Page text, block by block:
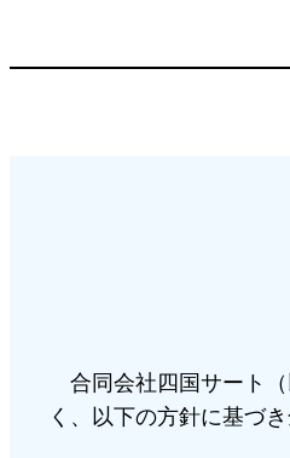
合同会社四国サート（
く、以下の方針に基づ